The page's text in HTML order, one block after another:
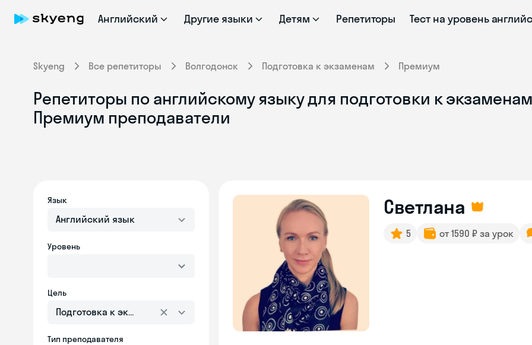
Английский Другие языки Детям Репетиторы Тест на уровень
Skyeng Все репетиторы Волгодонск Подготовка к экзаменам Премиум
Репетиторы по английскому языку для подготовки к
Премиум преподаватели
Язык
Английский язык
Уровень
Цель
Подготовка к экзаменам
Тип преподавателя
Светлана
5 от 1590 ₽ за урок